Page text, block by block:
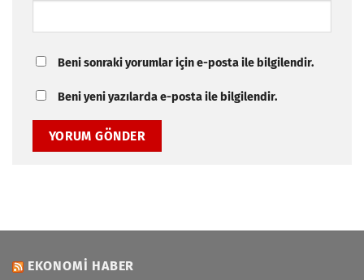
Beni sonraki yorumlar için e-posta ile bilgilendir.
Beni yeni yazılarda e-posta ile bilgilendir.
EKONOMI HABER